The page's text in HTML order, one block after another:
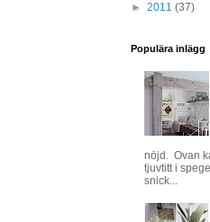
► 2011 (37)
Populära inlägg
nöjd. Ovan
tjuvtitt i
snick...